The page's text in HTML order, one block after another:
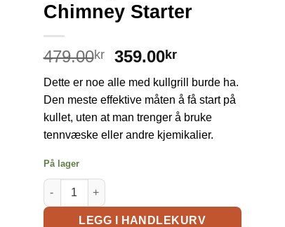
Chimney Starter
479.00kr 359.00kr
Dette er noe alle med kullgrill burde ha.
Den meste effektive måten å få start på
kullet, uten at man trenger å bruke
tennvæske eller andre kjemikalier.
På lager
LEGG I HANDLEKURV